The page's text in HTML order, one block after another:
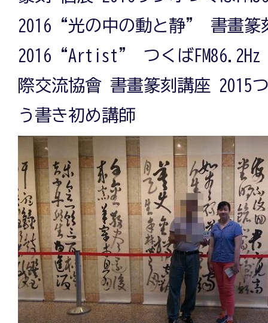
2016“光の中の動と静” 書畫篆
2016“Artist” つくばFM86.2Hz
際交流協會 書畫篆刻講座 2015
う書き初め講師